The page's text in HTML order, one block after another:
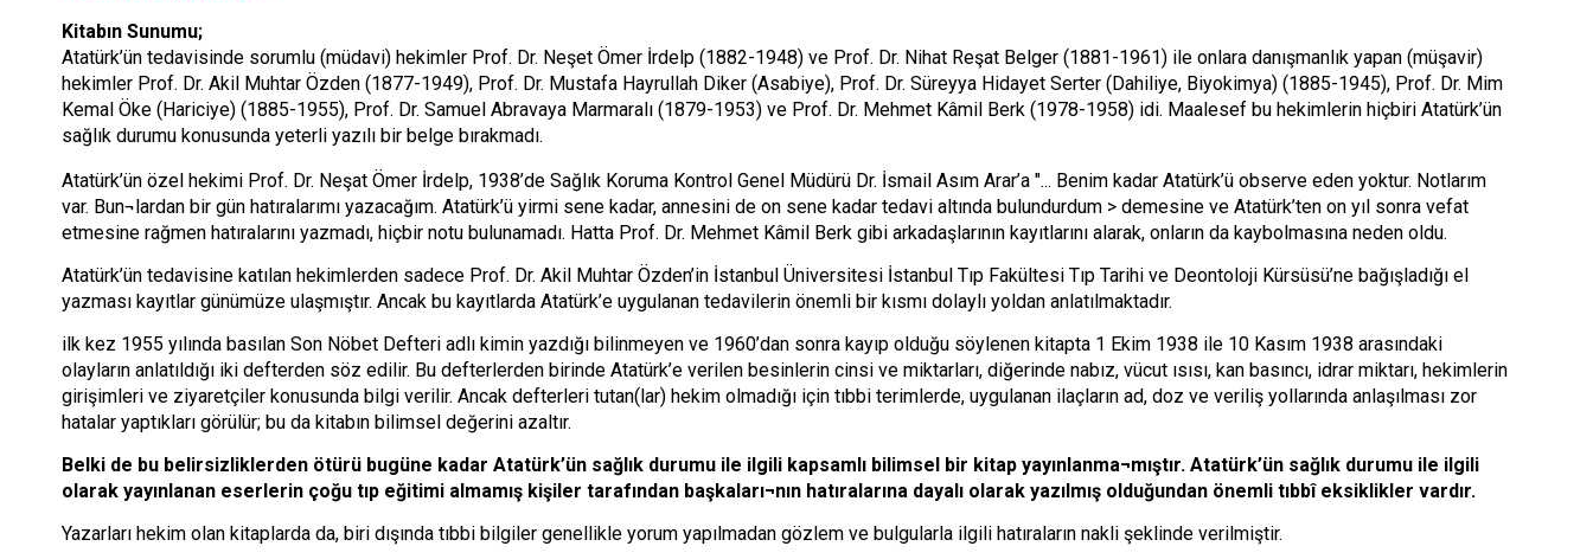
Kitabın Sunumu;
Atatürk’ün tedavisinde sorumlu (müdavi) hekimler Prof. Dr. Neşet Ömer İrdelp (1882-1948) ve Prof. Dr. Nihat Reşat Belger (1881-1961) ile onlara danışmanlık yapan (müşavir)
hekimler Prof. Dr. Akil Muhtar Özden (1877-1949), Prof. Dr. Mustafa Hayrullah Diker (Asabiye), Prof. Dr. Süreyya Hidayet Serter (Dahiliye, Biyokimya) (1885-1945), Prof. Dr. Mim
Kemal Öke (Hariciye) (1885-1955), Prof. Dr. Samuel Abravaya Marmaralı (1879-1953) ve Prof. Dr. Mehmet Kâmil Berk (1978-1958) idi. Maalesef bu hekimlerin hiçbiri Atatürk’ün
sağlık durumu konusunda yeterli yazılı bir belge bırakmadı.
Atatürk’ün özel hekimi Prof. Dr. Neşat Ömer İrdelp, 1938’de Sağlık Koruma Kontrol Genel Müdürü Dr. İsmail Asım Arar’a "... Benim kadar Atatürk’ü observe eden yoktur. Notlarım
var. Bun¬lardan bir gün hatıralarımı yazacağım. Atatürk’ü yirmi sene kadar, annesini de on sene kadar tedavi altında bulundurdum > demesine ve Atatürk’ten on yıl sonra vefat
etmesine rağmen hatıralarını yazmadı, hiçbir notu bulunamadı. Hatta Prof. Dr. Mehmet Kâmil Berk gibi arkadaşlarının kayıtlarını alarak, onların da kaybolmasına neden oldu.
Atatürk’ün tedavisine katılan hekimlerden sadece Prof. Dr. Akil Muhtar Özden’in İstanbul Üniversitesi İstanbul Tıp Fakültesi Tıp Tarihi ve Deontoloji Kürsüsü’ne bağışladığı el
yazması kayıtlar günümüze ulaşmıştır. Ancak bu kayıtlarda Atatürk’e uygulanan tedavilerin önemli bir kısmı dolaylı yoldan anlatılmaktadır.
ilk kez 1955 yılında basılan Son Nöbet Defteri adlı kimin yazdığı bilinmeyen ve 1960’dan sonra kayıp olduğu söylenen kitapta 1 Ekim 1938 ile 10 Kasım 1938 arasındaki
olayların anlatıldığı iki defterden söz edilir. Bu defterlerden birinde Atatürk’e verilen besinlerin cinsi ve miktarları, diğerinde nabız, vücut ısısı, kan basıncı, idrar miktarı, hekimlerin
girişimleri ve ziyaretçiler konusunda bilgi verilir. Ancak defterleri tutan(lar) hekim olmadığı için tıbbi terimlerde, uygulanan ilaçların ad, doz ve veriliş yollarında anlaşılması zor
hatalar yaptıkları görülür; bu da kitabın bilimsel değerini azaltır.
Belki de bu belirsizliklerden ötürü bugüne kadar Atatürk’ün sağlık durumu ile ilgili kapsamlı bilimsel bir kitap yayınlanma¬mıştır. Atatürk’ün sağlık durumu ile ilgili
olarak yayınlanan eserlerin çoğu tıp eğitimi almamış kişiler tarafından başkaları¬nın hatıralarına dayalı olarak yazılmış olduğundan önemli tıbbî eksiklikler vardır.
Yazarları hekim olan kitaplarda da, biri dışında tıbbi bilgiler genellikle yorum yapılmadan gözlem ve bulgularla ilgili hatıraların nakli şeklinde verilmiştir.